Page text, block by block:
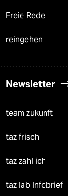
Freie Rede
reingehen
Newsletter
team zukunft
taz frisch
taz zahl ich
taz lab Infobrief